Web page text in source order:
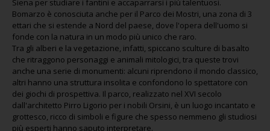
Siena per studiare i fantini e accaparrarsi i più talentuosi.
Bomarzo è conosciuta anche per il Parco dei Mostri, una zona di 3
ettari che si estende a Nord del paese, dove l'opera dell'uomo si
fonde con la natura in un modo più unico che raro.
Tra gli alberi e la vegetazione, infatti, spiccano sculture di basalto
che ritraggono personaggi e animali mitologici, tra queste trovi
anche una serie di monumenti: alcuni riprendono il mondo classico,
altri hanno una struttura insolita e confondono lo spettatore con
dei giochi di prospettiva. Il parco, realizzato nel XVI secolo
dall'architetto Pirro Ligorio per i nobili Orsini, è un luogo incantato e
grottesco, ricco di simboli e figure che spesso nemmeno gli studiosi
più esperti hanno saputo interpretare.